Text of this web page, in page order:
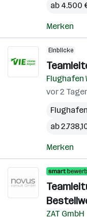
ab 4.500
Merken
Einblicke
Flughafen
vor 2
ab
Merken
ZAT GmbH